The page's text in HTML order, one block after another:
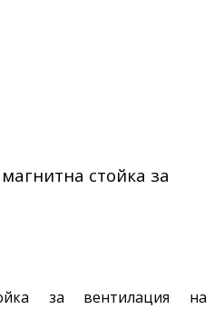
стойка за
за вентилация на